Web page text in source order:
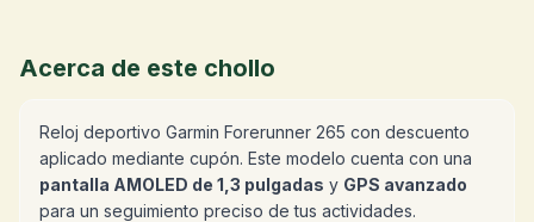
Acerca de este chollo
Reloj deportivo Garmin Forerunner 265 con descuento
aplicado mediante cupón. Este modelo cuenta con una
pantalla AMOLED de 1,3 pulgadas y GPS avanzado
para un seguimiento preciso de tus actividades.